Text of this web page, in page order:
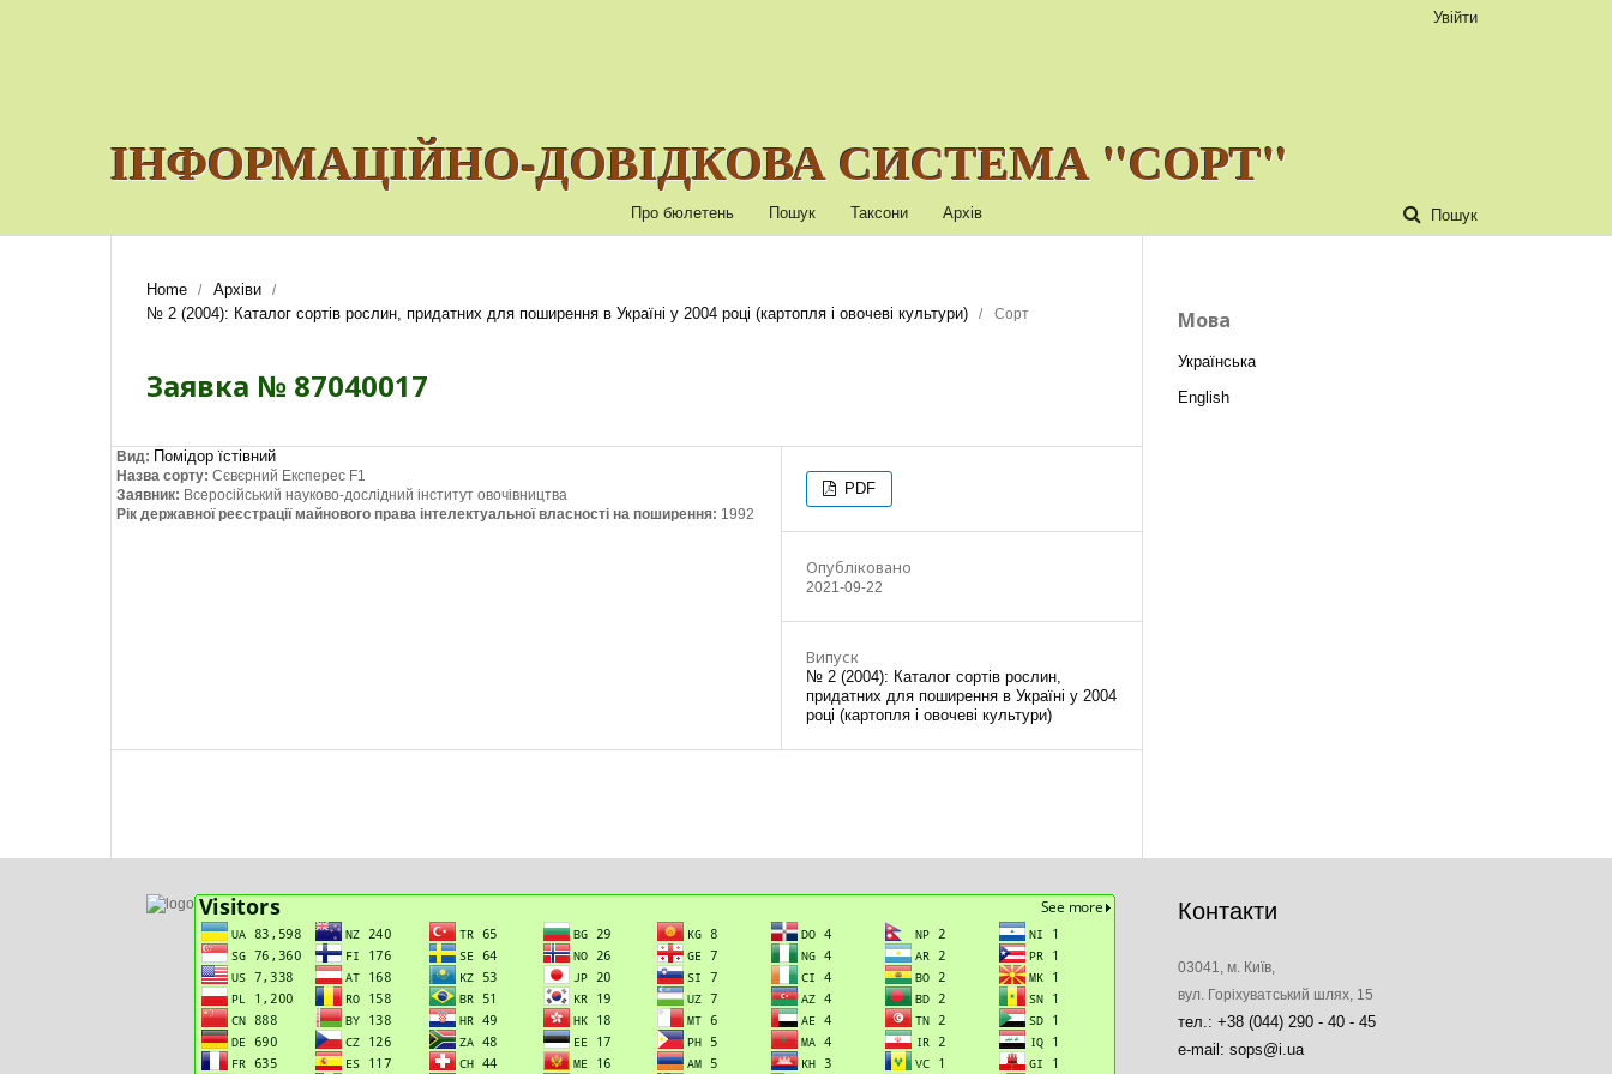
ІНФОРМАЦІЙНО-ДОВІДКОВА СИСТЕМА "СОРТ"
Про бюлетень Пошук Таксони Архів Пошук
Увійти
Home / Архіви /
№ 2 (2004): Каталог сортів рослин, придатних для поширення в Україні у 2004 році (картопля і овочеві культури) / Сорт
Заявка № 87040017
Вид: Помідор їстівний
Назва сорту: Сєвєрний Експерес F1
Заявник: Всеросійський науково-дослідний інститут овочівництва
Рік державної реєстрації майнового права інтелектуальної власності на поширення: 1992
PDF
Опубліковано
2021-09-22
Випуск
№ 2 (2004): Каталог сортів рослин,
придатних для поширення в Україні у 2004
році (картопля і овочеві культури)
Мова
Українська
English
Контакти
03041, м. Київ,
вул. Горіхуватський шлях, 15
тел.: +38 (044) 290 - 40 - 45
e-mail: sops@i.ua